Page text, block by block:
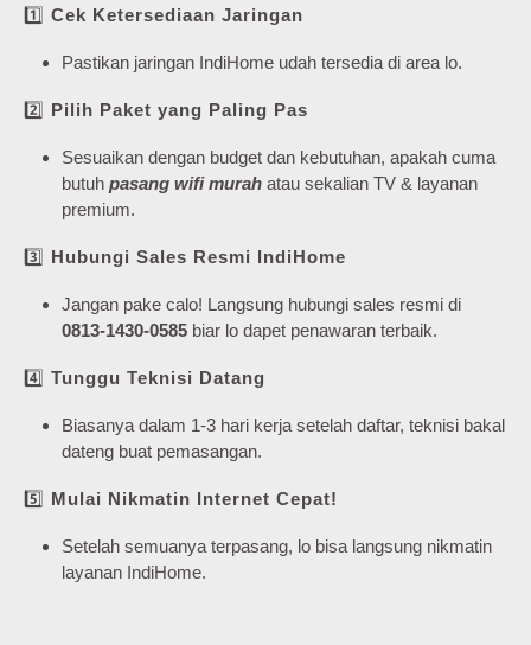
1️⃣ Cek Ketersediaan Jaringan
Pastikan jaringan IndiHome udah tersedia di area lo.
2️⃣ Pilih Paket yang Paling Pas
Sesuaikan dengan budget dan kebutuhan, apakah cuma
butuh pasang wifi murah atau sekalian TV & layanan
premium.
3️⃣ Hubungi Sales Resmi IndiHome
Jangan pake calo! Langsung hubungi sales resmi di
0813-1430-0585 biar lo dapet penawaran terbaik.
4️⃣ Tunggu Teknisi Datang
Biasanya dalam 1-3 hari kerja setelah daftar, teknisi bakal
dateng buat pemasangan.
5️⃣ Mulai Nikmatin Internet Cepat!
Setelah semuanya terpasang, lo bisa langsung nikmatin
layanan IndiHome.